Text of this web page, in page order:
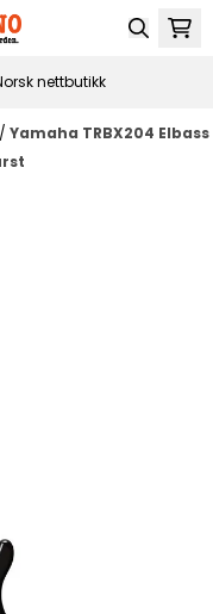
nettbutikk
/ Yamaha TRBX204 Elbass